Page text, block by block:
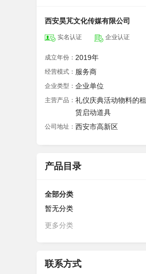
西安昊芃文化传媒有限公司
实名认证 企业认证
成立年份： 2019年
经营模式： 服务商
企业类型： 企业单位
主营产品： 礼仪庆典活动物料的租
赁启动道具
公司地址： 西安市高新区
产品目录
全部分类
暂无分类
更多分类
联系方式